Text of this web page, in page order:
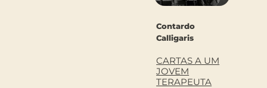
Contardo
Calligaris
CARTAS A UM
JOVEM
TERAPEUTA